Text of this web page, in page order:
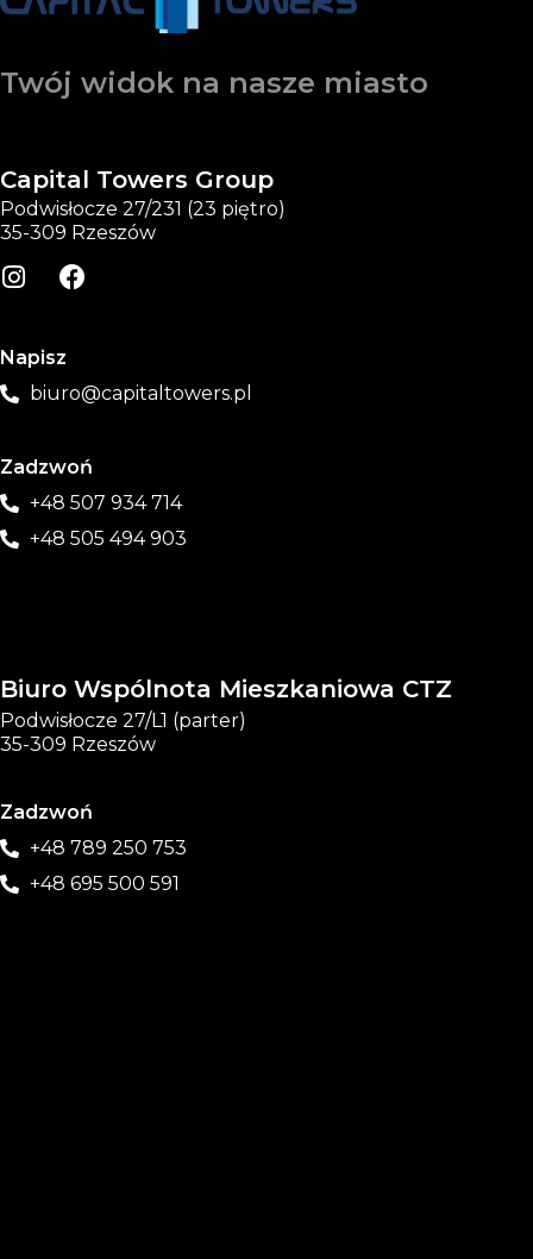
Twój widok na nasze miasto
Capital Towers Group
Podwisłocze 27/231 (23 piętro)
35-309 Rzeszów
Napisz
biuro@capitaltowers.pl
Zadzwoń
+48 507 934 714
+48 505 494 903
Biuro Wspólnota Mieszkaniowa CTZ
Podwisłocze 27/L1 (parter)
35-309 Rzeszów
Zadzwoń
+48 789 250 753
+48 695 500 591